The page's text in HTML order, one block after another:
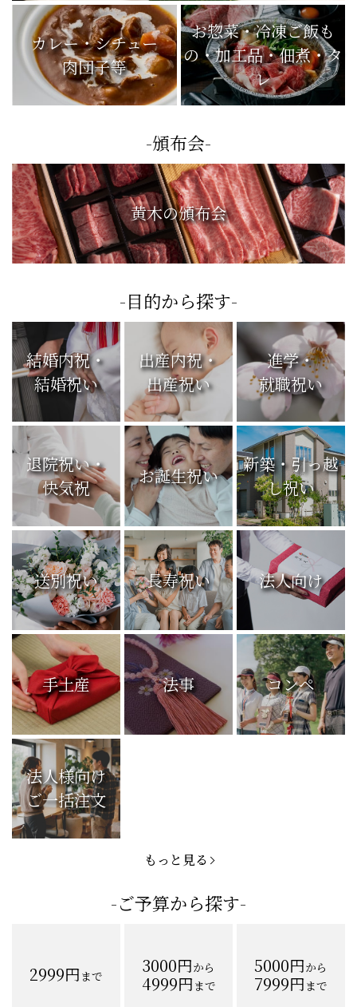
カレー・シチュー
肉団子等
お惣菜・冷凍ご飯も
の・加工品・佃煮・タ
レ
-頒布会-
黄木の頒布会
-目的から探す-
結婚内祝・
結婚祝い
出産内祝・
出産祝い
進学・
就職祝い
退院祝い・
快気祝
お誕生祝い
新築・引っ越
し祝い
送別祝い 長寿祝い 法人向け
手土産 法事 コンペ
法人様向け
ご一括注文
もっと見る
-ご予算から探す-
2999円まで 3000円から
4999円まで
5000円から
7999円まで